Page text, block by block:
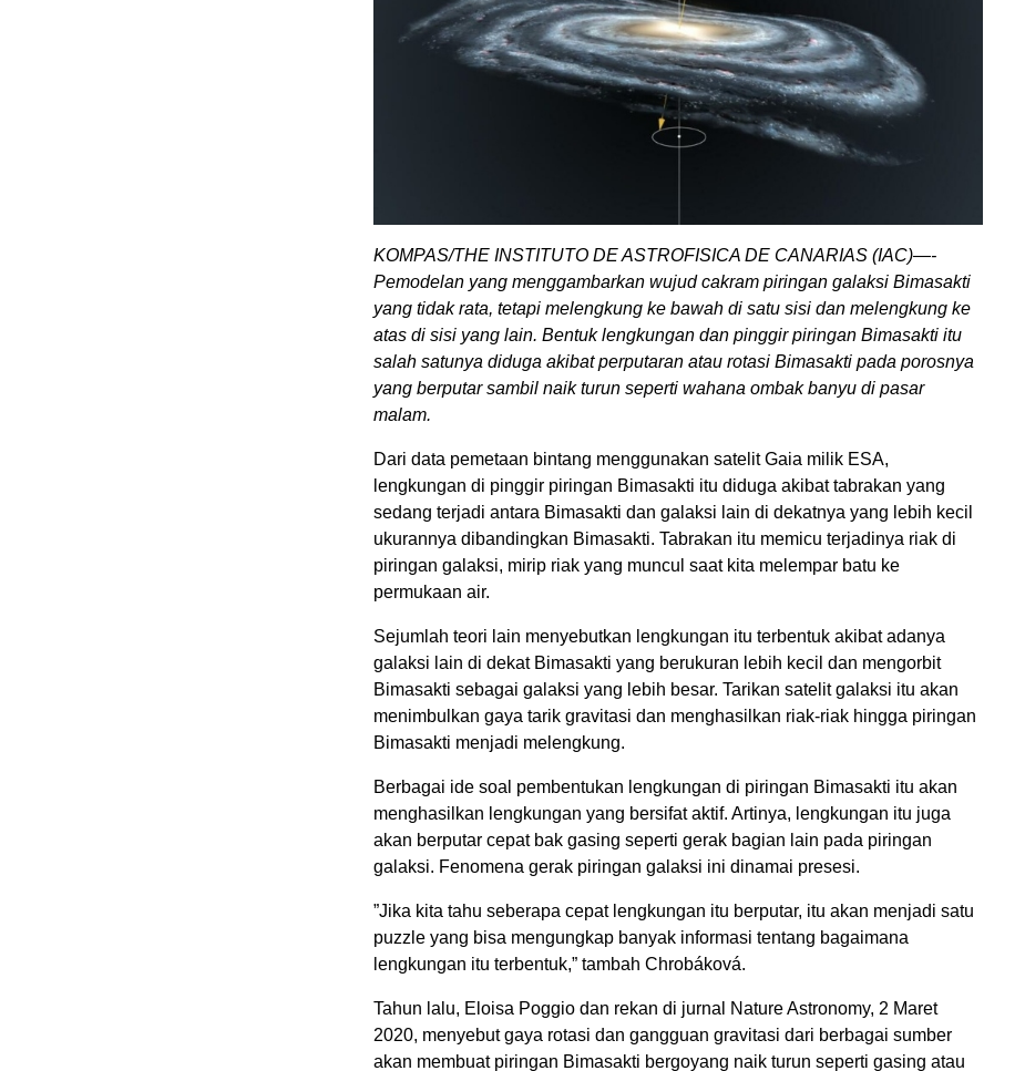
KOMPAS/THE INSTITUTO DE ASTROFISICA DE CANARIAS (IAC)—-
Pemodelan yang menggambarkan wujud cakram piringan galaksi Bimasakti
yang tidak rata, tetapi melengkung ke bawah di satu sisi dan melengkung ke
atas di sisi yang lain. Bentuk lengkungan dan pinggir piringan Bimasakti itu
salah satunya diduga akibat perputaran atau rotasi Bimasakti pada porosnya
yang berputar sambil naik turun seperti wahana ombak banyu di pasar
malam.
Dari data pemetaan bintang menggunakan satelit Gaia milik ESA,
lengkungan di pinggir piringan Bimasakti itu diduga akibat tabrakan yang
sedang terjadi antara Bimasakti dan galaksi lain di dekatnya yang lebih kecil
ukurannya dibandingkan Bimasakti. Tabrakan itu memicu terjadinya riak di
piringan galaksi, mirip riak yang muncul saat kita melempar batu ke
permukaan air.
Sejumlah teori lain menyebutkan lengkungan itu terbentuk akibat adanya
galaksi lain di dekat Bimasakti yang berukuran lebih kecil dan mengorbit
Bimasakti sebagai galaksi yang lebih besar. Tarikan satelit galaksi itu akan
menimbulkan gaya tarik gravitasi dan menghasilkan riak-riak hingga piringan
Bimasakti menjadi melengkung.
Berbagai ide soal pembentukan lengkungan di piringan Bimasakti itu akan
menghasilkan lengkungan yang bersifat aktif. Artinya, lengkungan itu juga
akan berputar cepat bak gasing seperti gerak bagian lain pada piringan
galaksi. Fenomena gerak piringan galaksi ini dinamai presesi.
”Jika kita tahu seberapa cepat lengkungan itu berputar, itu akan menjadi satu
puzzle yang bisa mengungkap banyak informasi tentang bagaimana
lengkungan itu terbentuk,” tambah Chrobáková.
Tahun lalu, Eloisa Poggio dan rekan di jurnal Nature Astronomy, 2 Maret
2020, menyebut gaya rotasi dan gangguan gravitasi dari berbagai sumber
akan membuat piringan Bimasakti bergoyang naik turun seperti gasing atau